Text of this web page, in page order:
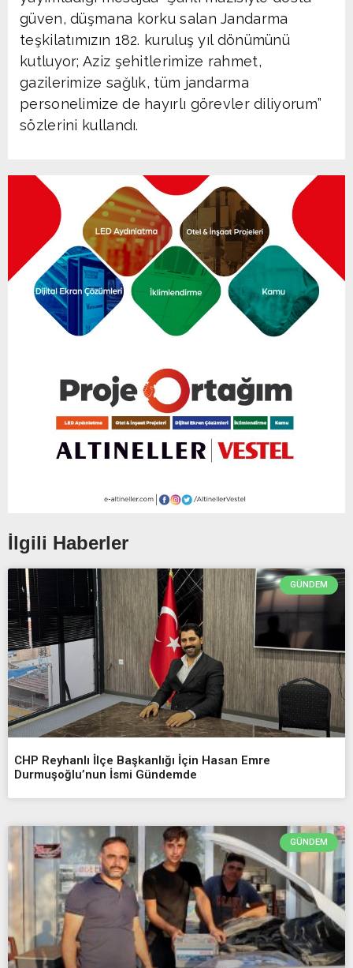
güven, düşmana korku salan Jandarma
teşkilatımızın 182. kuruluş yıl dönümünü
kutluyor; Aziz şehitlerimize rahmet,
gazilerimize sağlık, tüm jandarma
personelimize de hayırlı görevler diliyorum”
sözlerini kullandı.
İlgili Haberler
GÜNDEM
CHP Reyhanlı İlçe Başkanlığı İçin Hasan Emre
Durmuşoğlu’nun İsmi Gündemde
GÜNDEM